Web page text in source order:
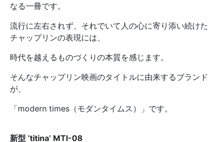
なる一冊です。
流行に左右されず、それでいて人の心に寄り添い続けた
チャップリンの表現には、
時代を越えるものづくりの本質を感じます。
そんなチャップリン映画のタイトルに由来するブランド
が、
「modern times（モダンタイムス）」です。
新型 ’titina’ MTI-08